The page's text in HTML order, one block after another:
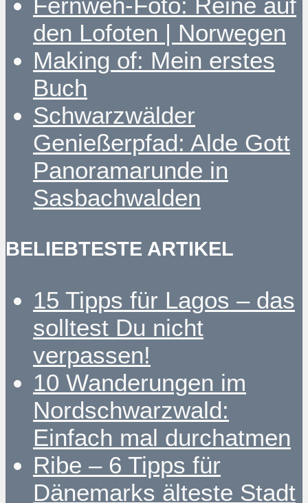
den Lofoten | Norwegen
Making of: Mein erstes
Buch
Schwarzwälder
Genießerpfad: Alde Gott
Panoramarunde in
Sasbachwalden
BELIEBTESTE ARTIKEL
15 Tipps für Lagos – das
solltest Du nicht
verpassen!
10 Wanderungen im
Nordschwarzwald:
Einfach mal durchatmen
Ribe – 6 Tipps für
Dänemarks älteste Stadt